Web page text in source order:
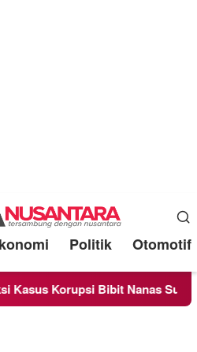
Politik Otomotif
Bibit Nanas Sulsel Rp 52,4